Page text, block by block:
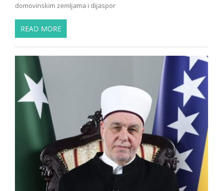
domovinskim zemljama i dijaspor
READ MORE